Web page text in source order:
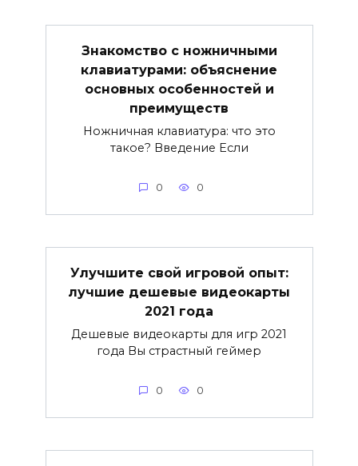
Знакомство с ножничными
клавиатурами: объяснение
основных особенностей и
преимуществ
Ножничная клавиатура: что это
такое? Введение Если
0 0
Улучшите свой игровой опыт:
лучшие дешевые видеокарты
2021 года
Дешевые видеокарты для игр 2021
года Вы страстный геймер
0 0